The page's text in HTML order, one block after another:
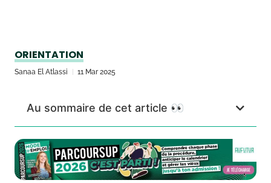
ORIENTATION
Sanaa El Atlassi 11 Mar 2025
Au sommaire de cet article 👀